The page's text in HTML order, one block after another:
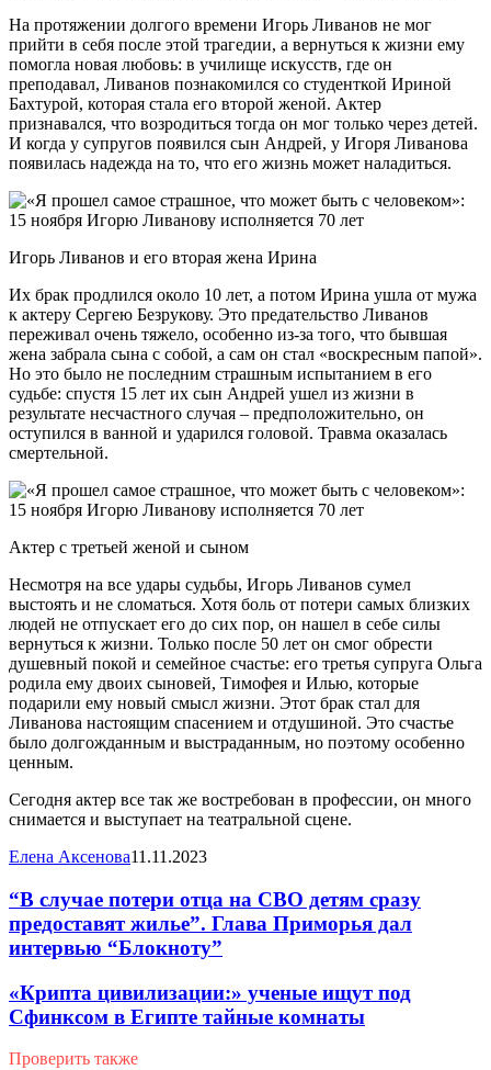
На протяжении долгого времени Игорь Ливанов не мог
прийти в себя после этой трагедии, а вернуться к жизни ему
помогла новая любовь: в училище искусств, где он
преподавал, Ливанов познакомился со студенткой Ириной
Бахтурой, которая стала его второй женой. Актер
признавался, что возродиться тогда он мог только через детей.
И когда у супругов появился сын Андрей, у Игоря Ливанова
появилась надежда на то, что его жизнь может наладиться.
Игорь Ливанов и его вторая жена Ирина
Их брак продлился около 10 лет, а потом Ирина ушла от мужа
к актеру Сергею Безрукову. Это предательство Ливанов
переживал очень тяжело, особенно из-за того, что бывшая
жена забрала сына с собой, а сам он стал «воскресным папой».
Но это было не последним страшным испытанием в его
судьбе: спустя 15 лет их сын Андрей ушел из жизни в
результате несчастного случая – предположительно, он
оступился в ванной и ударился головой. Травма оказалась
смертельной.
Актер с третьей женой и сыном
Несмотря на все удары судьбы, Игорь Ливанов сумел
выстоять и не сломаться. Хотя боль от потери самых близких
людей не отпускает его до сих пор, он нашел в себе силы
вернуться к жизни. Только после 50 лет он смог обрести
душевный покой и семейное счастье: его третья супруга Ольга
родила ему двоих сыновей, Тимофея и Илью, которые
подарили ему новый смысл жизни. Этот брак стал для
Ливанова настоящим спасением и отдушиной. Это счастье
было долгожданным и выстраданным, но поэтому особенно
ценным.
Сегодня актер все так же востребован в профессии, он много
снимается и выступает на театральной сцене.
Елена Аксенова11.11.2023
“В случае потери отца на СВО детям сразу
предоставят жилье”. Глава Приморья дал
интервью “Блокноту”
«Крипта цивилизации:» ученые ищут под
Сфинксом в Египте тайные комнаты
Проверить также